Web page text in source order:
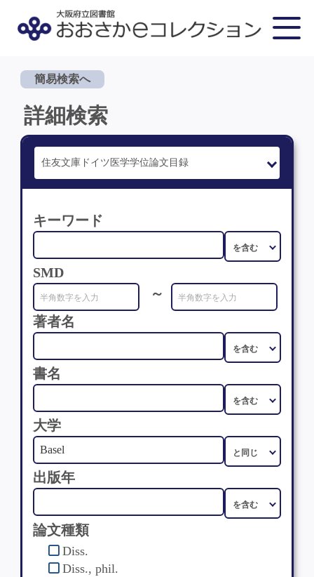
簡易検索へ
詳細検索
キーワード
SMD
～
著者名
書名
大学
出版年
論文種類
Diss.
Diss., phil.